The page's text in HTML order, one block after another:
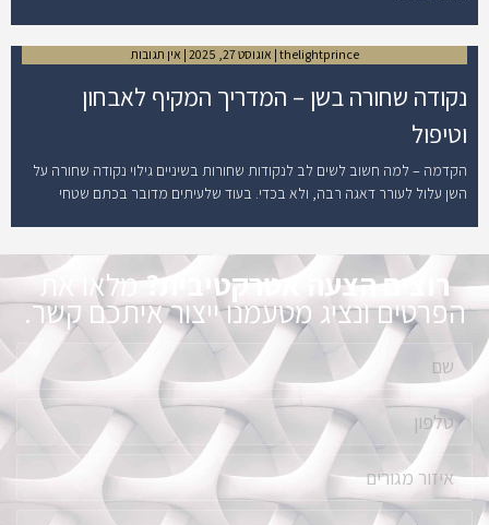
נקודה שחורה בשן – המדריך המקיף לאבחון
וטיפול
thelightprince אוגוסט 27, 2025 אין תגובות
הקדמה – למה חשוב לשים לב לנקודות שחורות בשיניים גילוי נקודה שחורה על
השן עלול לעורר דאגה רבה, ולא בכדי. בעוד שלעיתים מדובר בכתם שטחי
רוצים הצעה אטרקטיבית?מלאו את
הפרטים ונציג מטעמנו ייצור איתכם קשר.